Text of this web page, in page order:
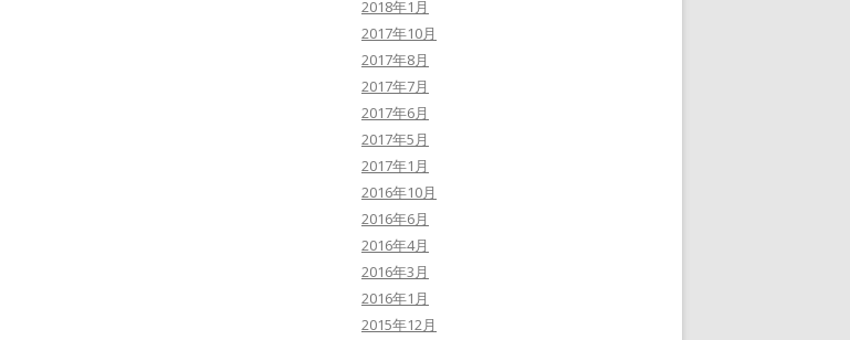
2018年1月
2017年10月
2017年8月
2017年7月
2017年6月
2017年5月
2017年1月
2016年10月
2016年6月
2016年4月
2016年3月
2016年1月
2015年12月